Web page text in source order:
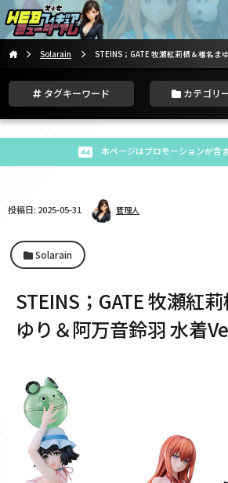
Solarain STEINS；GATE 牧瀬紅莉栖＆椎名ま
タグキーワード カテゴリ
本ページはプロモーションが含
投稿日: 2025-05-31 管理人
Solarain
STEINS；GATE 牧瀬紅
ゆり＆阿万音鈴羽 水着